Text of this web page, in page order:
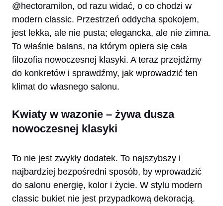
@hectoramilon, od razu widać, o co chodzi w
modern classic. Przestrzeń oddycha spokojem,
jest lekka, ale nie pusta; elegancka, ale nie zimna.
To właśnie balans, na którym opiera się cała
filozofia nowoczesnej klasyki. A teraz przejdźmy
do konkretów i sprawdźmy, jak wprowadzić ten
klimat do własnego salonu.
Kwiaty w wazonie – żywa dusza
nowoczesnej klasyki
To nie jest zwykły dodatek. To najszybszy i
najbardziej bezpośredni sposób, by wprowadzić
do salonu energię, kolor i życie. W stylu modern
classic bukiet nie jest przypadkową dekoracją.